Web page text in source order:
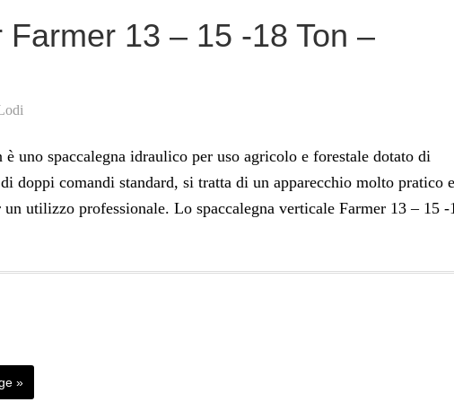
13 – 15 -18 Ton –
uno spaccalegna idraulico per uso agricolo e forestale dotato di
doppi comandi standard, si tratta di un apparecchio molto pratico e
utilizzo professionale. Lo spaccalegna verticale Farmer 13 – 15 -
»